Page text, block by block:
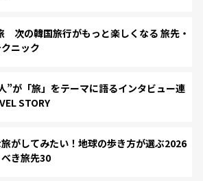
次の韓国旅行がもっと楽しくなる 旅先・
ニック
”が「旅」をテーマに語るインタビュー連
STORY
がしてみたい！地球の歩き方が選ぶ2026
き旅先30